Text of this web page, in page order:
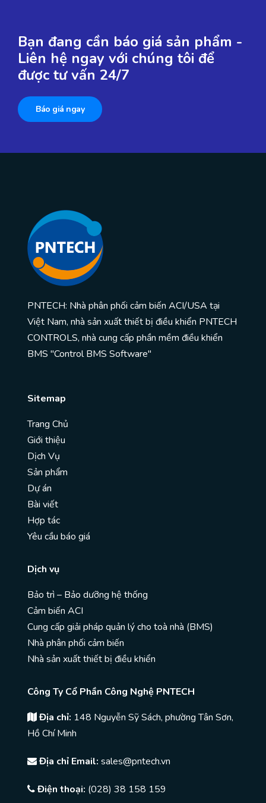
Bạn đang cần báo giá sản phẩm -
Liên hệ ngay với chúng tôi để
được tư vấn 24/7
Báo giá ngay
PNTECH: Nhà phân phối cảm biến ACI/USA tại
Việt Nam, nhà sản xuất thiết bị điều khiển PNTECH
CONTROLS, nhà cung cấp phần mềm điều khiển
BMS "Control BMS Software"
Sitemap
Trang Chủ
Giới thiệu
Dịch Vụ
Sản phẩm
Dự án
Bài viết
Hợp tác
Yêu cầu báo giá
Dịch vụ
Bảo trì – Bảo dưỡng hệ thống
Cảm biến ACI
Cung cấp giải pháp quản lý cho toà nhà (BMS)
Nhà phân phối cảm biến
Nhà sản xuất thiết bị điều khiển
Công Ty Cổ Phần Công Nghệ PNTECH
Địa chỉ: 148 Nguyễn Sỹ Sách, phường Tân Sơn,
Hồ Chí Minh
Địa chỉ Email: sales@pntech.vn
Điện thoại: (028) 38 158 159